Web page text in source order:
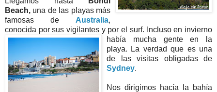
Beach, una de las playas más
famosas de Australia,
conocida por sus vigilantes y por el surf.
Incluso en invierno
había mucha gente en la
playa. La verdad que es una
de las visitas obligadas de
Sydney.
Nos dirigimos hacía la bahía